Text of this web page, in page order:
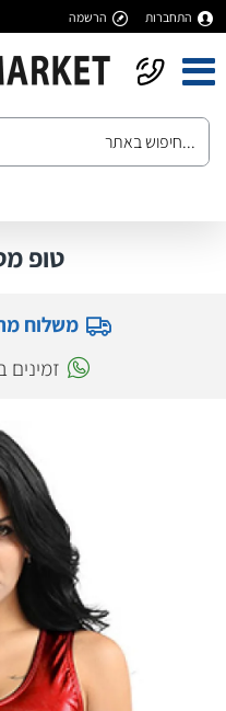
התחברות הרשמה
טופ
משלוח